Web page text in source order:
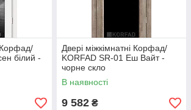
Корфад/
білий -
Двері міжкімнатні Корфад/
KORFAD SR-01 Еш Вайт -
чорне скло
В наявності
9 582 ₴